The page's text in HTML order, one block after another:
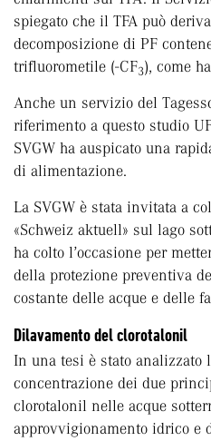
spiegato che il TFA può
decomposizione di PF
trifluorometile (-CF3), come
Anche un servizio del
riferimento a questo studio
SVGW ha auspicato una
di alimentazione.
La SVGW è stata invitata a
«Schweiz aktuell» sul lago
ha colto l’occasione per
della protezione preventiva
costante delle acque e delle
Dilavamento del clorotalonil
In una tesi è stato analizzato
concentrazione dei due
clorotalonil nelle acque
approvvigionamento idrico e